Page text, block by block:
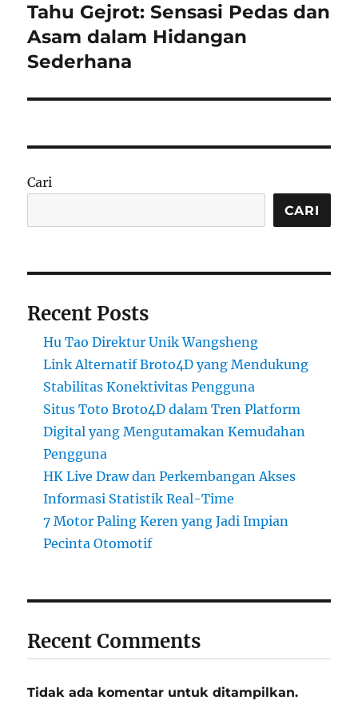
Next
post:
Tahu Gejrot: Sensasi Pedas dan
Asam dalam Hidangan
Sederhana
Cari
CARI
Recent Posts
Hu Tao Direktur Unik Wangsheng
Link Alternatif Broto4D yang Mendukung
Stabilitas Konektivitas Pengguna
Situs Toto Broto4D dalam Tren Platform
Digital yang Mengutamakan Kemudahan
Pengguna
HK Live Draw dan Perkembangan Akses
Informasi Statistik Real-Time
7 Motor Paling Keren yang Jadi Impian
Pecinta Otomotif
Recent Comments
Tidak ada komentar untuk ditampilkan.